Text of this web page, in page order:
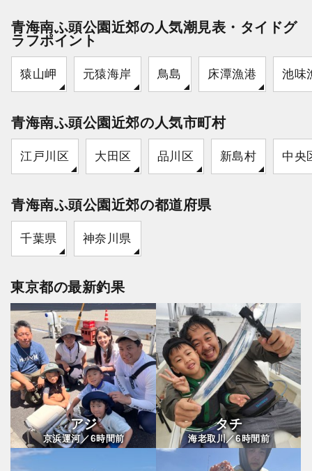
青海南ふ頭公園近郊の人気潮見表・タイドグ
ラフポイント
猿山岬 元猿海岸 鳥島 床潭漁港 池味
青海南ふ頭公園近郊の人気市町村
江戸川区 大田区 品川区 新島村 中央
青海南ふ頭公園近郊の都道府県
千葉県 神奈川県
東京都の最新釣果
アジ
京浜運河／6時間前
タチ
海老取川／6時間前